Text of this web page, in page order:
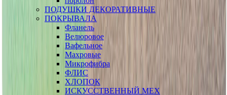
ПОДУШКИ ДЕКОРАТИВНЫЕ
ПОКРЫВАЛА
Фланель
Велюровое
Вафельное
Махровые
Микрофибра
ФЛИС
ХЛОПОК
ИСКУССТВЕННЫЙ МЕХ